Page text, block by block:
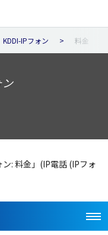
KDDI-IPフォン 料金
: 料金」(IP電話 (IPフォ